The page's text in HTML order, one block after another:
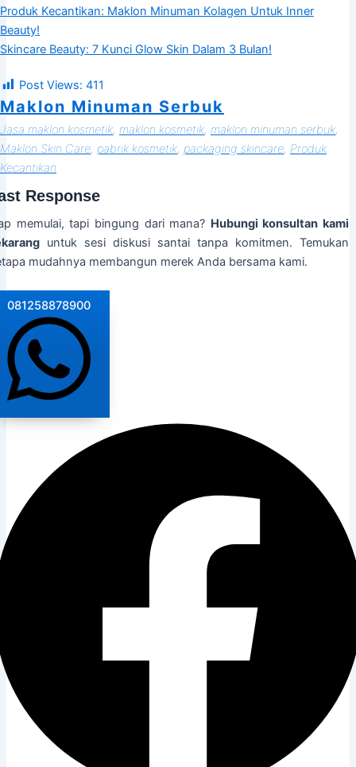
Produk Kecantikan: Maklon Minuman Kolagen Untuk Inner
Beauty!
Skincare Beauty: 7 Kunci Glow Skin Dalam 3 Bulan!
Post Views: 411
Maklon Minuman Serbuk
Jasa maklon kosmetik, maklon kosmetik, maklon minuman serbuk
Maklon Skin Care, pabrik kosmetik, packaging skincare, Produk
Kecantikan
Response
memulai, tapi bingung dari mana? Hubungi konsultan kami
untuk sesi diskusi santai tanpa komitmen. Temukan
mudahnya membangun merek Anda bersama kami.
081258878900